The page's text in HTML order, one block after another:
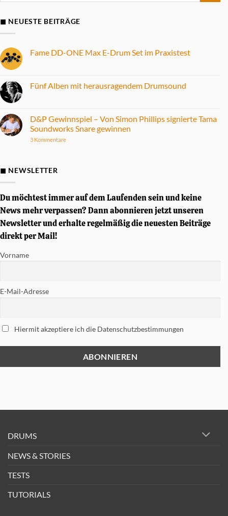
◼ NEUESTE BEITRÄGE
Fame DD-ONE Max E-Drum Set im Praxistest
Fame
DD-
Drum
Set
im
Fünf Alben mit herausragendem Drumsound
Fünf
Alben
mit
Drumsound
D&P Gewinnspiel – Von Simon Phillips signierte Tama
Soundworks Snare gewinnen
3 Kommentarezu
Soundworks
gewinnen
◼ NEWSLETTER
Du möchtest immer auf dem Laufenden sein und keine
News mehr verpassen? Dann abonnieren jetzt unseren
Newsletter und erhalte regelmäßig die neuesten Beiträge
direkt per Mail!
Vorname
E-Mail-Adresse
Hiermit akzeptiere ich die Datenschutzbestimmungen
DRUMS
NEWS & STORIES
TESTS
TUTORIALS